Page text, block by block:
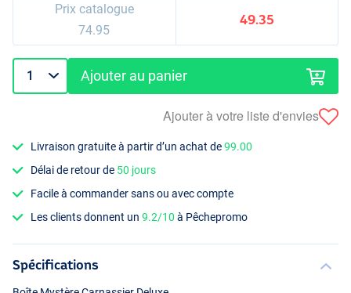
Prix catalogue
74.95
49.35
Ajouter au panier
Ajouter à votre liste d'envies
Livraison gratuite à partir d’un achat de99.00
Délai de retour de 50 jours
Facile à commander sans ou avec compte
Les clients donnent un9.2/10 à Pêchepromo
Spécifications